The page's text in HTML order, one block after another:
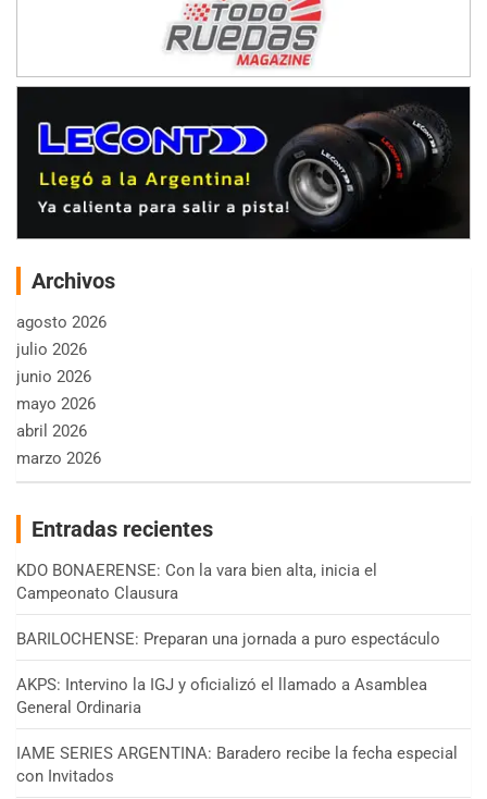
Archivos
agosto 2026
julio 2026
junio 2026
mayo 2026
abril 2026
marzo 2026
Entradas recientes
KDO BONAERENSE: Con la vara bien alta, inicia el
Campeonato Clausura
BARILOCHENSE: Preparan una jornada a puro espectáculo
AKPS: Intervino la IGJ y oficializó el llamado a Asamblea
General Ordinaria
IAME SERIES ARGENTINA: Baradero recibe la fecha especial
con Invitados